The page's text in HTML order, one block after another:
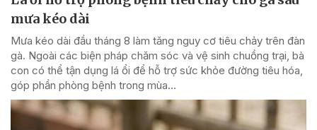
mưa kéo dài
Mưa kéo dài đầu tháng 8 làm tăng nguy cơ tiêu chảy trên đàn
gà. Ngoài các biện pháp chăm sóc và vệ sinh chuồng trại, bà
con có thể tận dụng lá ổi để hỗ trợ sức khỏe đường tiêu hóa,
góp phần phòng bệnh trong mùa...